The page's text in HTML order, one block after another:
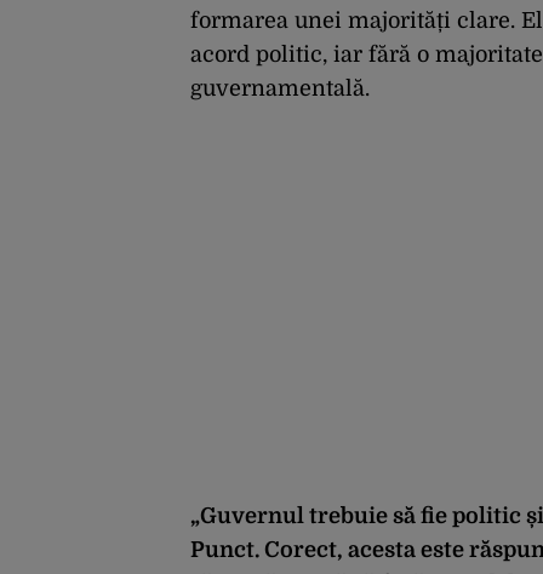
formarea unei majorități clare.
acord politic, iar fără o
guvernamentală.
„Guvernul trebuie să fie politic
Punct. Corect, acesta este